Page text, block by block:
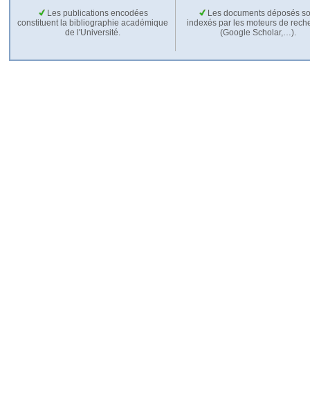
Les publications encodées
constituent la bibliographie académique
de l'Université.
Les documents déposés
indexés par les moteurs de
(Google Scholar,…).